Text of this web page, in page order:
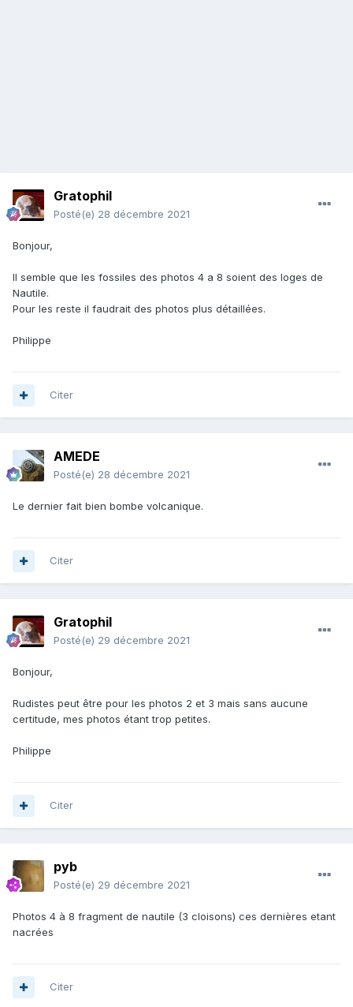
Gratophil
Posté(e) 28 décembre 2021
Bonjour,
Il semble que les fossiles des photos 4 a 8 soient des loges de
Nautile.
Pour les reste il faudrait des photos plus détaillées.
Philippe
Citer
AMEDE
Posté(e) 28 décembre 2021
Le dernier fait bien bombe volcanique.
Citer
Gratophil
Posté(e) 29 décembre 2021
Bonjour,
Rudistes peut être pour les photos 2 et 3 mais sans aucune
certitude, mes photos étant trop petites.
Philippe
Citer
pyb
Posté(e) 29 décembre 2021
Photos 4 à 8 fragment de nautile (3 cloisons) ces dernières etant
nacrées
Citer